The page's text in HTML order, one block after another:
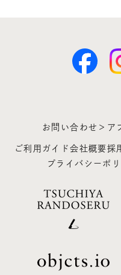
お問い合わせ＞ ア
ご利用ガイド会社概要採
プライバシーポ